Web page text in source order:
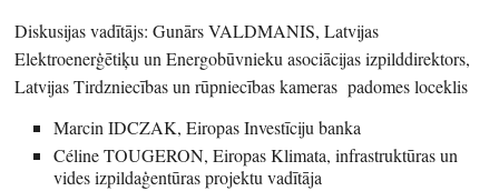
Diskusijas vadītājs: Gunārs VALDMANIS, Latvijas
Elektroenerģētiķu un Energobūvnieku asociācijas izpilddirektors,
Latvijas Tirdzniecības un rūpniecības kameras padomes loceklis
Marcin IDCZAK, Eiropas Investīciju banka
Céline TOUGERON, Eiropas Klimata, infrastruktūras un
vides izpildaģentūras projektu vadītāja